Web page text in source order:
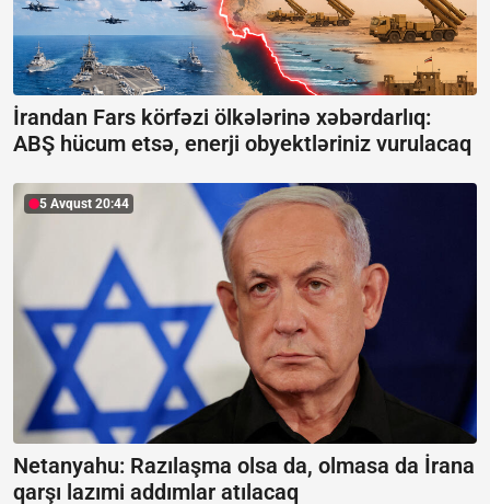
İrandan Fars körfəzi ölkələrinə xəbərdarlıq:
ABŞ hücum etsə, enerji obyektləriniz vurulacaq
5 Avqust 20:44
Netanyahu: Razılaşma olsa da, olmasa da İrana
qarşı lazımi addımlar atılacaq